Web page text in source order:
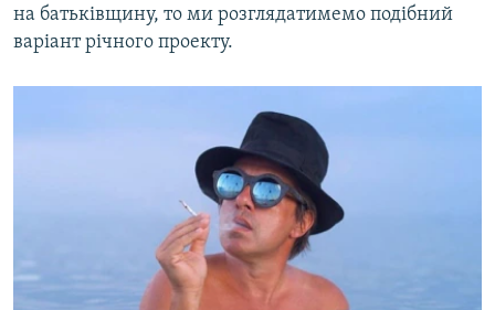
на батьківщину, то ми розглядатимемо подібний
варіант річного проекту.